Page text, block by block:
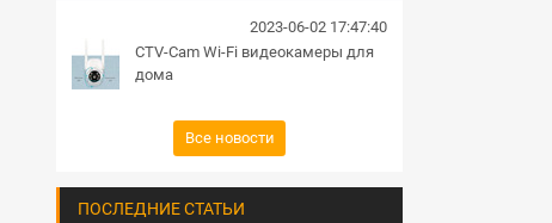
2023-06-02 17:47:40
CTV-Cam Wi-Fi видеокамеры для
дома
Все новости
ПОСЛЕДНИЕ СТАТЬИ